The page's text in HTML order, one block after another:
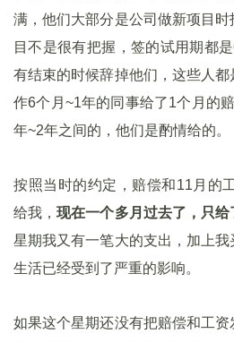
满，他们大部分是公司做新项目
目不是很有把握，签的试用期都
有结束的时候辞掉他们，这些人
作6个月~1年的同事给了1个月的
年~2年之间的，他们是酌情给的。
按照当时的约定，赔偿和11月的
给我，现在一个多月过去了，只
星期我又有一笔大的支出，加上我
生活已经受到了严重的影响。
如果这个星期还没有把赔偿和工资